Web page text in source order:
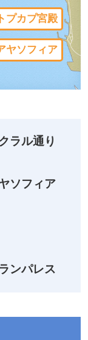
トプカプ宮殿
ヤソフィア
ラル通り
ソフィア
ンパレス